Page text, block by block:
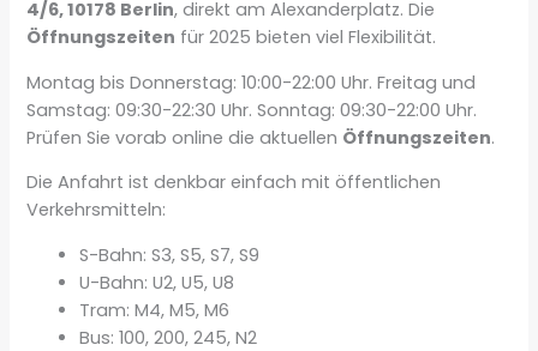
4/6, 10178 Berlin, direkt am Alexanderplatz. Die
Öffnungszeiten für 2025 bieten viel Flexibilität.
Montag bis Donnerstag: 10:00-22:00 Uhr. Freitag und
Samstag: 09:30-22:30 Uhr. Sonntag: 09:30-22:00 Uhr.
Prüfen Sie vorab online die aktuellen Öffnungszeiten.
Die Anfahrt ist denkbar einfach mit öffentlichen
Verkehrsmitteln:
S-Bahn: S3, S5, S7, S9
U-Bahn: U2, U5, U8
Tram: M4, M5, M6
Bus: 100, 200, 245, N2